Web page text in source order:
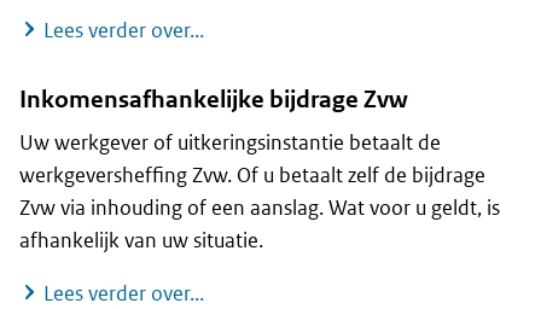
Lees verder over...Percentages inkomensafhankelijke
Inkomensafhankelijke bijdrage Zvw
Uw werkgever of uitkeringsinstantie betaalt de
werkgeversheffing Zvw. Of u betaalt zelf de bijdrage
Zvw via inhouding of een aanslag. Wat voor u geldt, is
afhankelijk van uw situatie.
Lees verder over...Inkomensafhankelijke bijdrage Zvw